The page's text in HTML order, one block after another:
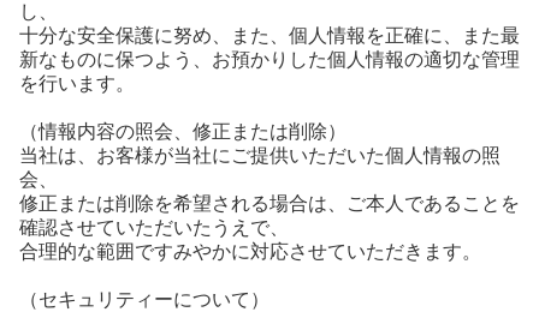
し、
十分な安全保護に努め、また、個人情報を正確に、また最
新なものに保つよう、お預かりした個人情報の適切な管理
を行います。
（情報内容の照会、修正または削除）
当社は、お客様が当社にご提供いただいた個人情報の照
会、
修正または削除を希望される場合は、ご本人であることを
確認させていただいたうえで、
合理的な範囲ですみやかに対応させていただきます。
（セキュリティーについて）